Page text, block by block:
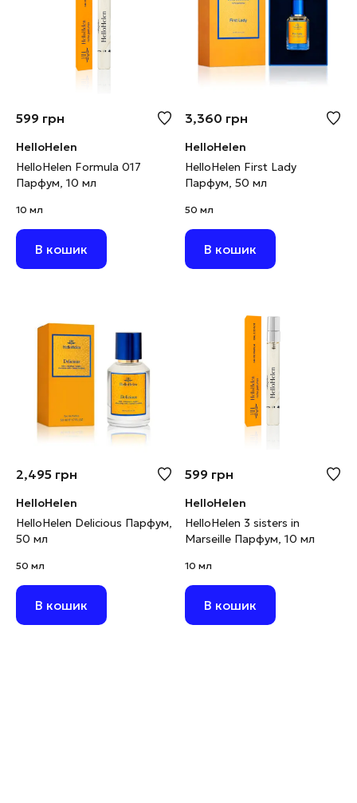
599 грн
HelloHelen
HelloHelen Formula 017
Парфум, 10 мл
10 мл
В кошик
3,360 грн
HelloHelen
HelloHelen First Lady
Парфум, 50 мл
50 мл
В кошик
2,495 грн
HelloHelen
HelloHelen Delicious Парфум,
50 мл
50 мл
В кошик
599 грн
HelloHelen
HelloHelen 3 sisters in
Marseille Парфум, 10 мл
10 мл
В кошик